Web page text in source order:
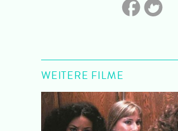
WEITERE FILME